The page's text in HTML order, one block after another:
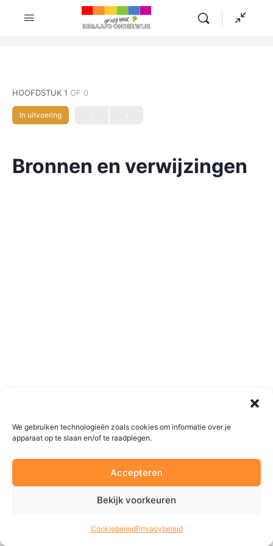
We gebruiken technologieën zoals cookies om informatie over je
apparaat op te slaan en/of te raadplegen.
Accepteren
Bekijk voorkeuren
CookiebeleidPrivacybeleid
HOOFDSTUK 1 OF 0
In uitvoering
Bronnen en verwijzingen